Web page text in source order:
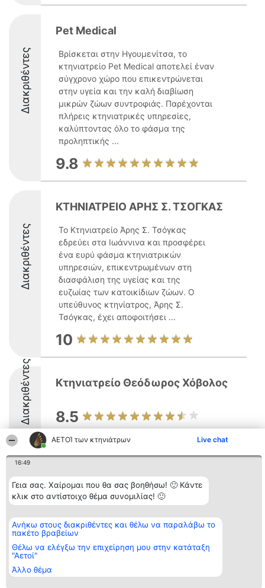
ΑΕΤΟΊ των κτηνιάτρων Live chat
16:49
Γεια σας. Χαίρομαι που θα σας βοηθήσω! 🙂 Κάντε
κλικ στο αντίστοιχο θέμα συνομιλίας! 🙂
Ανήκω στους διακριθέντες και θέλω να παραλάβω το
πακέτο βραβείων
Θέλω να ελέγξω την επιχείρηση μου στην κατάταξη
"Αετοί"
Άλλο θέμα
Διακριθέντες
Pet Medical
Βρίσκεται στην Ηγουμενίτσα, το
κτηνιατρείο Pet Medical αποτελεί έναν
σύγχρονο χώρο που επικεντρώνεται
στην υγεία και την καλή διαβίωση
μικρών ζώων συντροφιάς. Παρέχονται
πλήρεις κτηνιατρικές υπηρεσίες,
καλύπτοντας όλο το φάσμα της
προληπτικής ...
9.8
Διακριθέντες
ΚΤΗΝΙΑΤΡΕΙΟ ΑΡΗΣ Σ. ΤΣΟΓΚΑΣ
Το Κτηνιατρείο Άρης Σ. Τσόγκας
εδρεύει στα Ιωάννινα και προσφέρει
ένα ευρύ φάσμα κτηνιατρικών
υπηρεσιών, επικεντρωμένων στη
διασφάλιση της υγείας και της
ευζωίας των κατοικίδιων ζώων. Ο
υπεύθυνος κτηνίατρος, Άρης Σ.
Τσόγκας, έχει αποφοιτήσει ...
10
Διακριθέντες Κτηνιατρείο Θεόδωρος Χόβολος
8.5
Διοργανωτής της
κατάταξης
BEAUTIFUL COMPANY
Μονοπρόσωπη ΙΚΕ
2104128019
email:
aetoi@beautifulcompany.co
Κατάταξη
Διακριθέντες
Λίστα όλων
των
Μεθοδολογία
Όροι &
ΠΟΛΙΤΙΚΗ
ΑΠΟΡΡΗΤΟΥ
Επικοινωνία
Επικοινωνία